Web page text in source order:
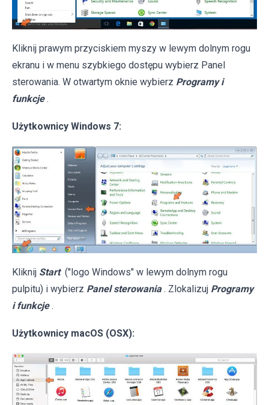
Kliknij prawym przyciskiem myszy w lewym dolnym rogu
ekranu i w menu szybkiego dostępu wybierz Panel
sterowania. W otwartym oknie wybierz Programy i
funkcje .
Użytkownicy Windows 7:
Kliknij Start ("logo Windows" w lewym dolnym rogu
pulpitu) i wybierz Panel sterowania . Zlokalizuj Programy
i funkcje .
Użytkownicy macOS (OSX):